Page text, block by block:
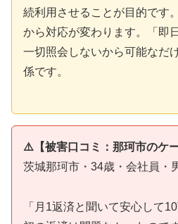
続利用させることが目的です
から対応が変わります。「即
一切照会しないから可能なだ
係です。
⚠️【被害口コミ：那珂市のケ
茨城那珂市・34歳・会社員・
「月1返済と聞いて安心して